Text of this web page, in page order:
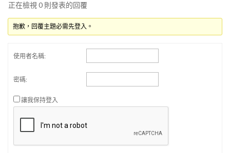
正在檢視 0 則發表的回覆
抱歉，回覆主題必需先登入。
使用者名稱:
密碼:
讓我保持登入